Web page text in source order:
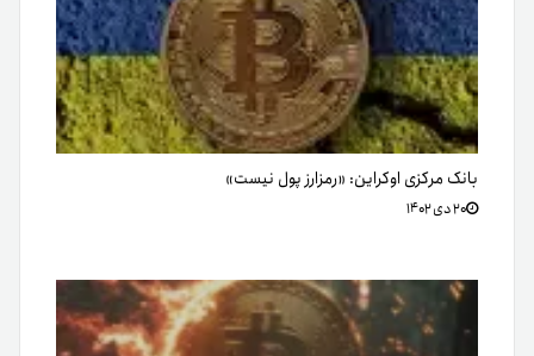
بانک مرکزی اوکراین: «رمزارز پول نیست»
۲۰ دی ۱۴۰۲